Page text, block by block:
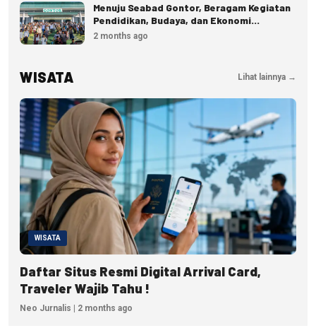
Menuju Seabad Gontor, Beragam Kegiatan
Pendidikan, Budaya, dan Ekonomi
Disiapkan
2 months ago
WISATA Lihat lainnya →
WISATA
Daftar Situs Resmi Digital Arrival Card,
Traveler Wajib Tahu !
Neo Jurnalis | 2 months ago